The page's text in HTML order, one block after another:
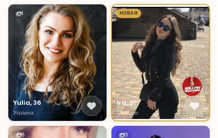
1
Yulia, 36
Украина
1
НОВАЯ
Ira, 31
Ukraine
6 3